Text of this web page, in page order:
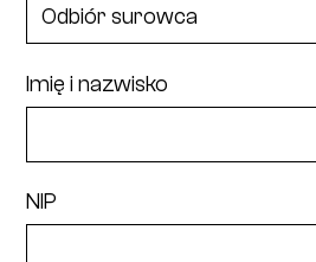
Imię i nazwisko
NIP